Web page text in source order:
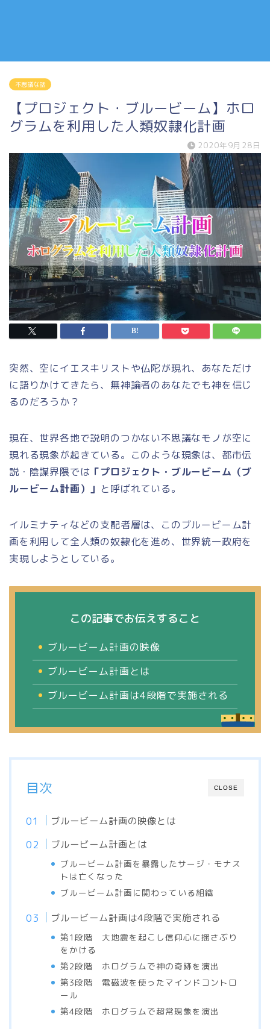
不思議な話
【プロジェクト・ブルービーム】ホロ
グラムを利用した人類奴隷化計画
2020年9月28日
突然、空にイエスキリストや仏陀が現れ、あなただけ
に語りかけてきたら、無神論者のあなたでも神を信じ
るのだろうか？
現在、世界各地で説明のつかない不思議なモノが空に
現れる現象が起きている。このような現象は、都市伝
説・陰謀界隈では 「プロジェクト・ブルービーム（ブ
ルービーム計画）」 と呼ばれている。
イルミナティなどの支配者層は、このブルービーム計
画を利用して全人類の奴隷化を進め、世界統一政府を
実現しようとしている。
この記事でお伝えすること
ブルービーム計画の映像
ブルービーム計画とは
ブルービーム計画は4段階で実施される
CLOSE
目次
ブルービーム計画の映像とは
ブルービーム計画とは
ブルービーム計画を暴露したサージ・モナス
トは亡くなった
ブルービーム計画に関わっている組織
ブルービーム計画は4段階で実施される
第1段階 大地震を起こし信仰心に揺さぶり
をかける
第2段階 ホログラムで神の奇跡を演出
第3段階 電磁波を使ったマインドコントロ
ール
第4段階 ホログラムで超常現象を演出